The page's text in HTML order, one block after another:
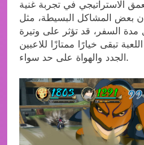
الاستراتيجي في تجربة غنية
بعض المشاكل البسيطة، مثل
السفر، قد تؤثر على وتيرة
تبقى خيارًا ممتازًا للاعبين
الجدد والهواة على حد سواء.